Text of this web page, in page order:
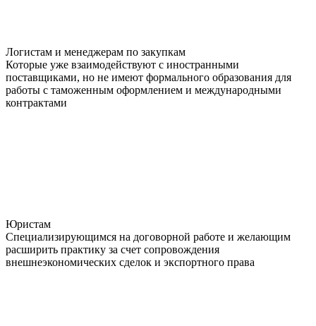
Логистам и менеджерам по закупкам
Которые уже взаимодействуют с иностранными
поставщиками, но не имеют формального образования для
работы с таможенным оформлением и международными
контрактами
Юристам
Специализирующимся на договорной работе и желающим
расширить практику за счет сопровождения
внешнеэкономических сделок и экспортного права